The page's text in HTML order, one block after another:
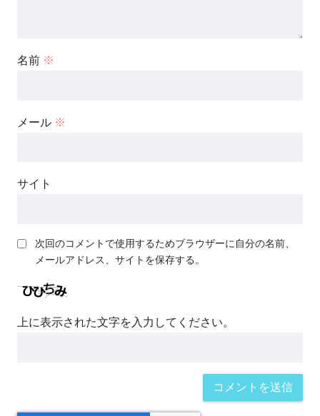
名前 ※
メール ※
サイト
次回のコメントで使用するためブラウザーに自分の名前、
メールアドレス、サイトを保存する。
上に表示された文字を入力してください。